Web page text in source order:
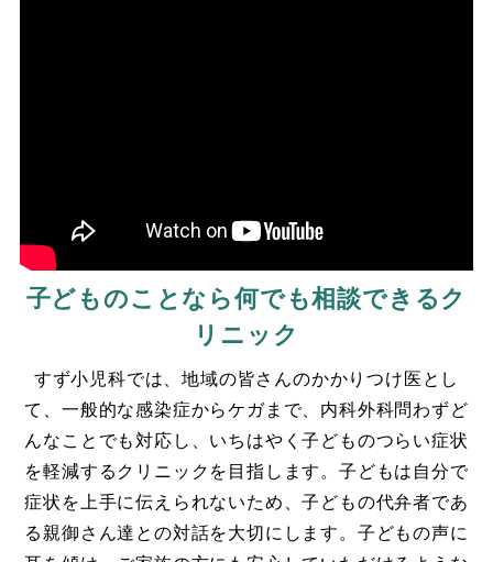
子どものことなら何でも相談できるク
リニック
すず小児科では、地域の皆さんのかかりつけ医とし
て、一般的な感染症からケガまで、内科外科問わずど
んなことでも対応し、いちはやく子どものつらい症状
を軽減するクリニックを目指します。子どもは自分で
症状を上手に伝えられないため、子どもの代弁者であ
る親御さん達との対話を大切にします。子どもの声に